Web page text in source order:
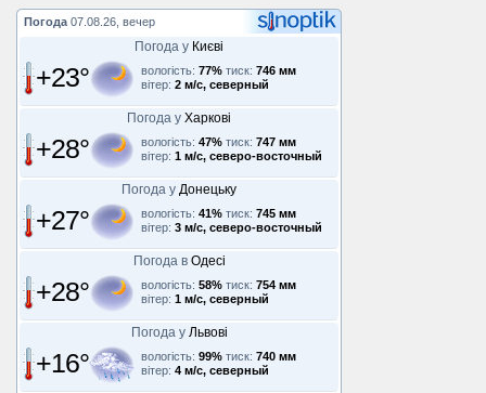
Погода 07.08.26, вечер
Погода у Києві
+23° вологість: 77% тиск: 746 мм
вітер: 2 м/с, северный
Погода у Харкові
+28° вологість: 47% тиск: 747 мм
вітер: 1 м/с, северо-восточный
Погода у Донецьку
+27° вологість: 41% тиск: 745 мм
вітер: 3 м/с, северо-восточный
Погода в Одесі
+28° вологість: 58% тиск: 754 мм
вітер: 1 м/с, северный
Погода у Львові
+16° вологість: 99% тиск: 740 мм
вітер: 4 м/с, северный